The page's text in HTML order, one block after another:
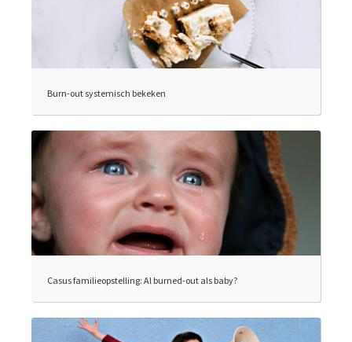
Burn-out systemisch bekeken
Casus familieopstelling: Al burned-out als baby?